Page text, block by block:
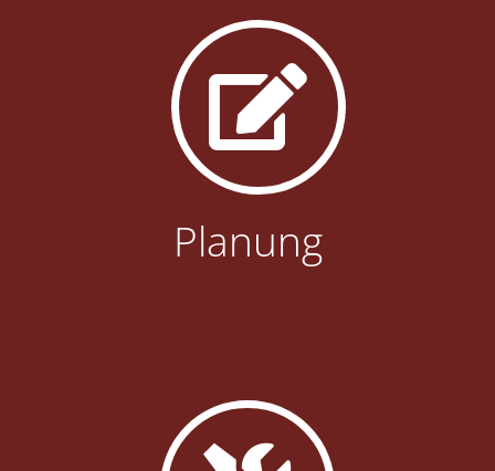
Planung